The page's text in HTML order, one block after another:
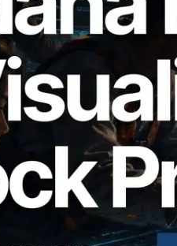
ปิดตัว Solana Block
าการผลิตบล็อก
ตอร์ที่รับผิดชอบ